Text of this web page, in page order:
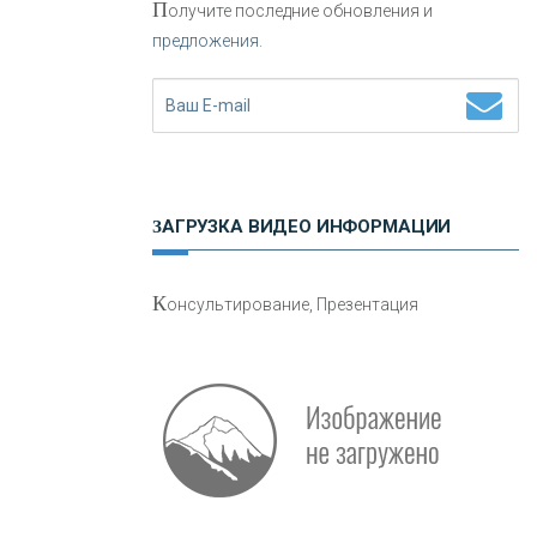
Нетворкинг для предпринимателей
авто
Получите последние обновления и
предложения.
ЗАГРУЗКА ВИДЕО ИНФОРМАЦИИ
Консультирование, Презентация